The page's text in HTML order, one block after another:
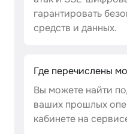
гарантировать
средств и данных.
Где перечислены
Вы можете найти
ваших прошлых
кабинете на